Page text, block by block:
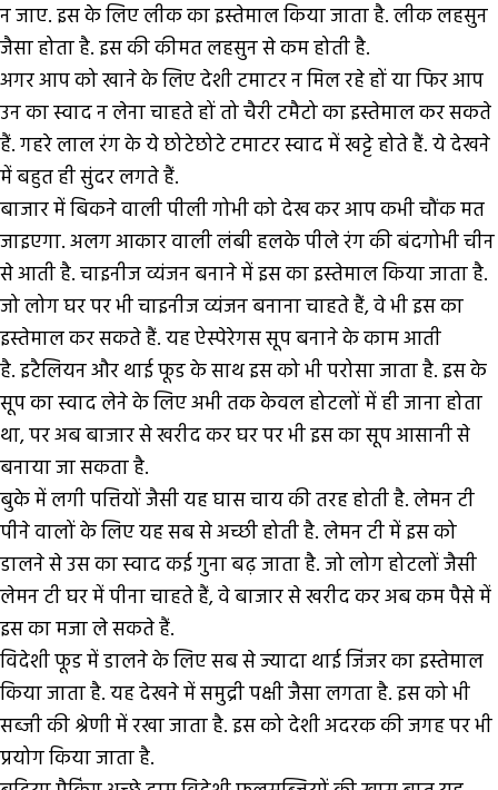
न जाए. इस के लिए लीक का इस्तेमाल किया जाता है. लीक लहसुन
जैसा होता है. इस की कीमत लहसुन से कम होती है.
अगर आप को खाने के लिए देशी टमाटर न मिल रहे हों या फिर आप
उन का स्वाद न लेना चाहते हों तो चैरी टमैटो का इस्तेमाल कर सकते
हैं. गहरे लाल रंग के ये छोटेछोटे टमाटर स्वाद में खट्टे होते हैं. ये देखने
में बहुत ही सुंदर लगते हैं.
बाजार में बिकने वाली पीली गोभी को देख कर आप कभी चौंक मत
जाइएगा. अलग आकार वाली लंबी हलके पीले रंग की बंदगोभी चीन
से आती है. चाइनीज व्यंजन बनाने में इस का इस्तेमाल किया जाता है.
जो लोग घर पर भी चाइनीज व्यंजन बनाना चाहते हैं, वे भी इस का
इस्तेमाल कर सकते हैं. यह ऐस्पेरेगस सूप बनाने के काम आती
है. इटैलियन और थाई फूड के साथ इस को भी परोसा जाता है. इस के
सूप का स्वाद लेने के लिए अभी तक केवल होटलों में ही जाना होता
था, पर अब बाजार से खरीद कर घर पर भी इस का सूप आसानी से
बनाया जा सकता है.
बुके में लगी पत्तियों जैसी यह घास चाय की तरह होती है. लेमन टी
पीने वालों के लिए यह सब से अच्छी होती है. लेमन टी में इस को
डालने से उस का स्वाद कई गुना बढ़ जाता है. जो लोग होटलों जैसी
लेमन टी घर में पीना चाहते हैं, वे बाजार से खरीद कर अब कम पैसे में
इस का मजा ले सकते हैं.
विदेशी फूड में डालने के लिए सब से ज्यादा थाई जिंजर का इस्तेमाल
किया जाता है. यह देखने में समुद्री पक्षी जैसा लगता है. इस को भी
सब्जी की श्रेणी में रखा जाता है. इस को देशी अदरक की जगह पर भी
प्रयोग किया जाता है.